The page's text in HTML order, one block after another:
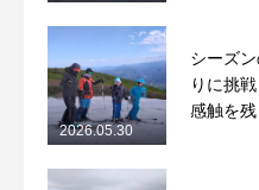
シーズ
りに挑
感触を
2026.05.30